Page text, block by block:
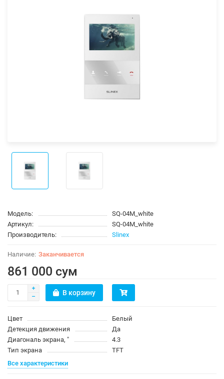
Модель:
SQ-04M_white
Артикул:
SQ-04M_white
Производитель:
Slinex
Заканчивается
861 000 сум
В корзину
Цвет
Белый
Детекция движения
Да
Диагональ экрана, ″
4.3
Тип экрана
TFT
Все характеристики